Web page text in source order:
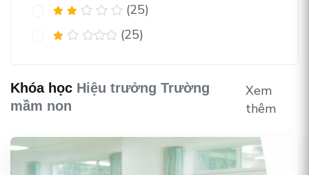
(25)
(25)
Khóa học Hiệu trưởng Trường
mầm non
Xem
thêm